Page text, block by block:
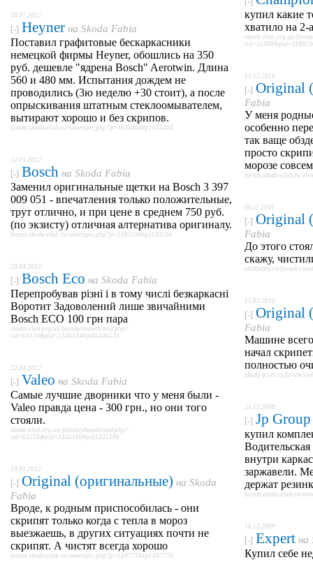
20.07.2012
[-] Heyner на Skoda Fabia
Поставил графитовые бескаркасники
немецкой фирмы Heyner, обошлись на 350
руб. дешевле "ядрена Bosch" Aerotwin. Длина
560 и 480 мм. Испытания дождем не
проводились (3ю неделю +30 стоит), а после
опрыскивания штатным стеклоомывателем,
вытирают хорошо и без скрипов.
forum.skoda-club.ru/viewtopic.php?p=1635404#p1635404
12.05.2012
[-] Bosch на Skoda Fabia
Заменил оригинальные щетки на Bosch 3 397
009 051 - впечатления только положительные,
трут отлично, и при цене в среднем 750 руб.
(по экзисту) отличная алтернатива оригиналу.
forum.skoda-club.ru/viewtopic.php?p=1591104#p1591104
23.04.2012
[-] Bosch Eco на Skoda Fabia
Перепробував різні і в тому числі безкаркасні
Воротит Задоволений лише звичайними
Bosch ECO 100 грн пара
skoda-club.org.ua/forum/showthread.php?
tid=63124&pid=1346134#pid1346134
22.04.2012
[-] Valeo на Skoda Fabia
Самые лучшие дворники что у меня были -
Valeo правда цена - 300 грн., но они того
стояли.
skoda-club.org.ua/forum/showthread.php?
tid=63124&pid=1345186#pid1345186
19.01.2012
[-] Original (оригинальные) на Skoda
Fabia
Вроде, к родным приспособилась - они
скрипят только когда с тепла в мороз
выезжаешь, в других ситуациях почти не
скрипят. А чистят всегда хорошо
forum.skoda-club.ru/viewtopic.php?p=1497776#p1497776
купил какие
хватило на 2-
skoda-club.org.ua/
13.12.2010
[-] Original
Fabia
У меня
особенно
так ваще
просто
морозе
forum.skoda-club.ru/
06.11.2010
[-] Original
Fabia
До этого
скажу,
clubfabia.ru/forum/
15.03.2010
[-] Original
Fabia
Машине
начал
полностью
skoda-piter.ru/forum/
24.12.2009
[-] Jp Group
купил
внутри
заржавели.
держат
forum.skoda-club.ru/
10.12.2009
[-] Expert на
Купил себе